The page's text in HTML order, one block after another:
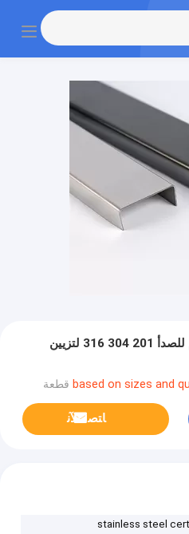
مرآة فضية من الفولاذ المقاوم للصدأ 201 304 316 لتزيين
ﺎﺘﺼﻟ ﺍﻶﻧ
stainless steel